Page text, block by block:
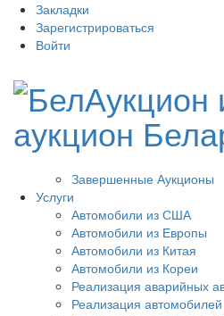
Закладки
Зарегистрироваться
Войти
Завершенные Аукционы
Услуги
Автомобили из США
Автомобили из Европы
Автомобили из Китая
Автомобили из Кореи
Реализация аварийных
Реализация